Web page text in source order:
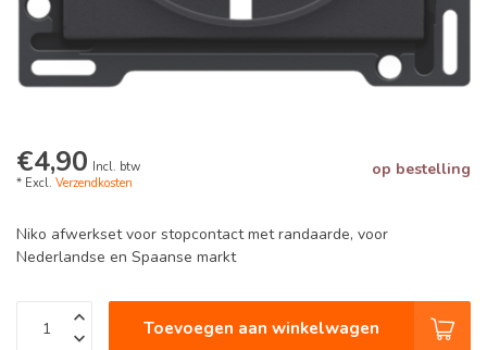
€4,90 Incl. btw
* Excl. Verzendkosten
op bestelling
Niko afwerkset voor stopcontact met randaarde, voor
Nederlandse en Spaanse markt
Toevoegen aan winkelwagen